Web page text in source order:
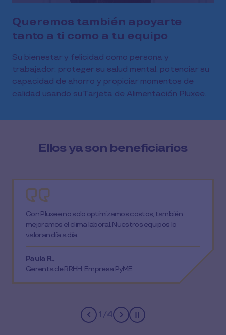
Queremos también apoyarte
tanto a ti como a tu equipo
Su bienestar y felicidad como persona y
trabajador, proteger su salud mental, potenciar su
capacidad de ahorro y propiciar momentos de
calidad usando su Tarjeta de Alimentación Pluxee.
Ellos ya son beneficiarios
Con Pluxee no solo optimizamos costos, también
mejoramos el clima laboral. Nuestros equipos lo
valoran día a día.
Paula R.,
Gerenta de RRHH, Empresa PyME
1 /4